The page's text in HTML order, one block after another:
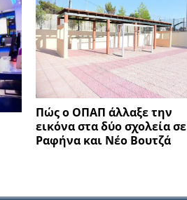
Πώς ο ΟΠΑΠ άλλαξε την
εικόνα στα δύο σχολεία σε
Ραφήνα και Νέο Βουτζά